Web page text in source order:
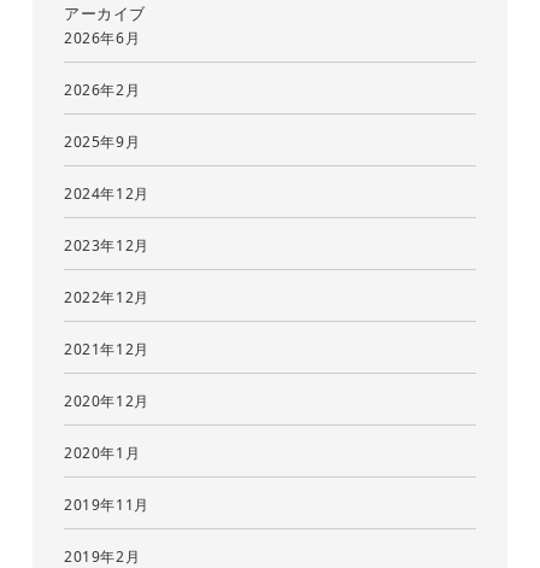
アーカイブ
2026年6月
2026年2月
2025年9月
2024年12月
2023年12月
2022年12月
2021年12月
2020年12月
2020年1月
2019年11月
2019年2月